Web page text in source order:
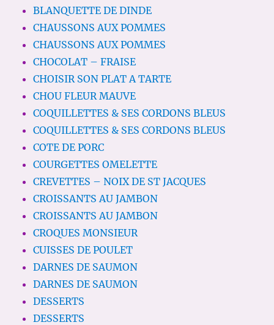
BLANQUETTE DE DINDE
CHAUSSONS AUX POMMES
CHAUSSONS AUX POMMES
CHOCOLAT – FRAISE
CHOISIR SON PLAT A TARTE
CHOU FLEUR MAUVE
COQUILLETTES & SES CORDONS BLEUS
COQUILLETTES & SES CORDONS BLEUS
COTE DE PORC
COURGETTES OMELETTE
CREVETTES – NOIX DE ST JACQUES
CROISSANTS AU JAMBON
CROISSANTS AU JAMBON
CROQUES MONSIEUR
CUISSES DE POULET
DARNES DE SAUMON
DARNES DE SAUMON
DESSERTS
DESSERTS